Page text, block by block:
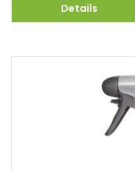
Details